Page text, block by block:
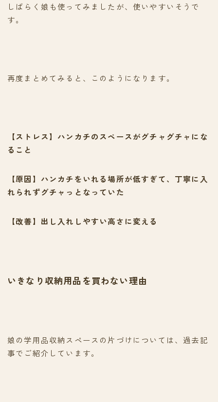
しばらく娘も使ってみましたが、使いやすいそうで
す。
再度まとめてみると、このようになります。
【ストレス】ハンカチのスペースがグチャグチャにな
ること
【原因】ハンカチをいれる場所が低すぎて、丁寧に入
れられずグチャっとなっていた
【改善】出し入れしやすい高さに変える
いきなり収納用品を買わない理由
娘の学用品収納スペースの片づけについては、過去記
事でご紹介しています。